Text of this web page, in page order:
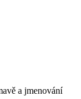
a jmenování